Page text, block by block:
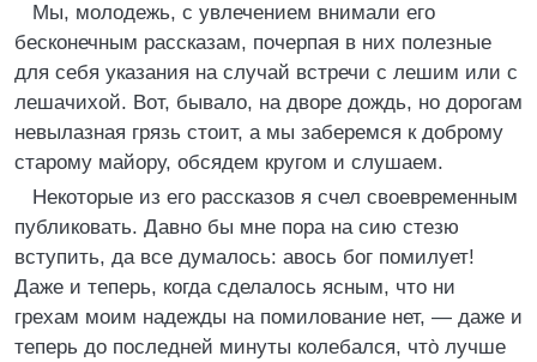
Мы, молодежь, с увлечением внимали его
бесконечным рассказам, почерпая в них полезные
для себя указания на случай встречи с лешим или с
лешачихой. Вот, бывало, на дворе дождь, но дорогам
невылазная грязь стоит, а мы заберемся к доброму
старому майору, обсядем кругом и слушаем.
Некоторые из его рассказов я счел своевременным
публиковать. Давно бы мне пора на сию стезю
вступить, да все думалось: авось бог помилует!
Даже и теперь, когда сделалось ясным, что ни
грехам моим надежды на помилование нет, — даже и
теперь до последней минуты колебался, что̀ лучше